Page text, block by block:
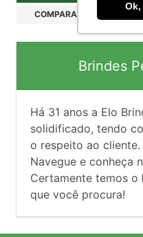
COMPARAR PRODUTO
Brindes
Há 31 anos a Elo
solidificado, tendo
o respeito ao cliente.
Navegue e conheça
Certamente temos o
que você procura!